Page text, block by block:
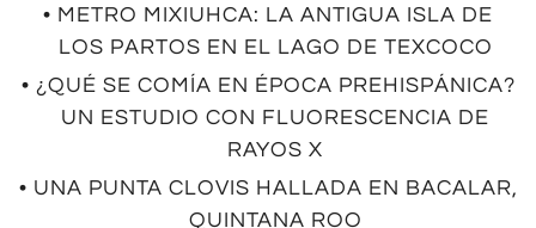
• METRO MIXIUHCA: LA ANTIGUA ISLA DE
LOS PARTOS EN EL LAGO DE TEXCOCO
• ¿QUÉ SE COMÍA EN ÉPOCA PREHISPÁNICA?
UN ESTUDIO CON FLUORESCENCIA DE
RAYOS X
• UNA PUNTA CLOVIS HALLADA EN BACALAR,
QUINTANA ROO